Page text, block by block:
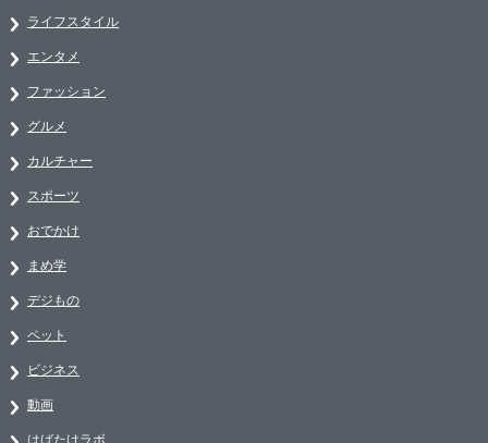
ライフスタイル
エンタメ
ファッション
グルメ
カルチャー
スポーツ
おでかけ
まめ学
デジもの
ペット
ビジネス
動画
はばたけラボ